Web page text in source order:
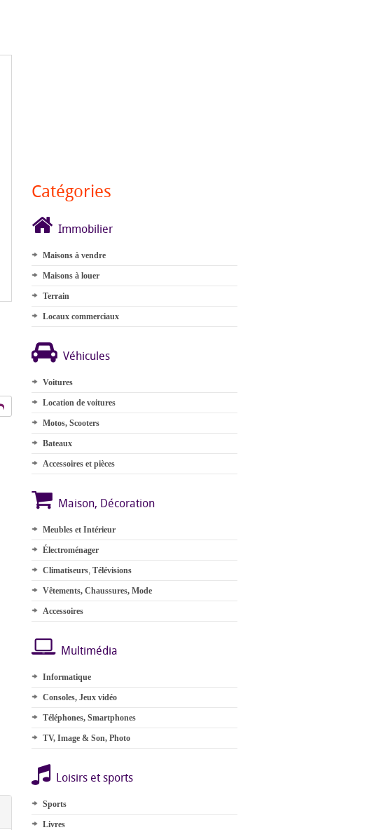
Catégories
Immobilier
Maisons à vendre
Maisons à louer
Terrain
Locaux commerciaux
Véhicules
Voitures
Location de voitures
Motos, Scooters
Bateaux
Accessoires et pièces
Maison, Décoration
Meubles et Intérieur
Électroménager
Climatiseurs, Télévisions
Vêtements, Chaussures, Mode
Accessoires
Multimédia
Informatique
Consoles, Jeux vidéo
Téléphones, Smartphones
TV, Image & Son, Photo
Loisirs et sports
Sports
Livres